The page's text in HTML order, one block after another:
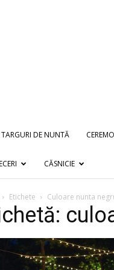
TARGURI DE NUNTĂ
CĂSNICIE
Etichete Culoare nunta